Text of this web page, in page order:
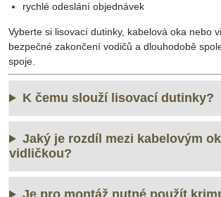
rychlé odeslání objednávek
Vyberte si lisovací dutinky, kabelová oka nebo
bezpečné zakončení vodičů a dlouhodobě
spoje.
K čemu slouží lisovací dutinky?
Jaký je rozdíl mezi kabelovým
vidličkou?
Je pro montáž nutné použít